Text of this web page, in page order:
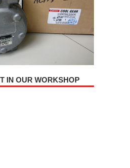
IN OUR WORKSHOP